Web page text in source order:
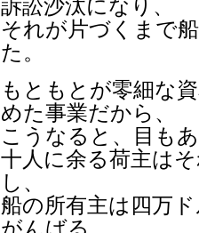
訴訟沙汰になり、
それが片づくまで
た。
もともとが零細な
めた事業だから、
こうなると、目も
十人に余る荷主は
し、
船の所有主は四万